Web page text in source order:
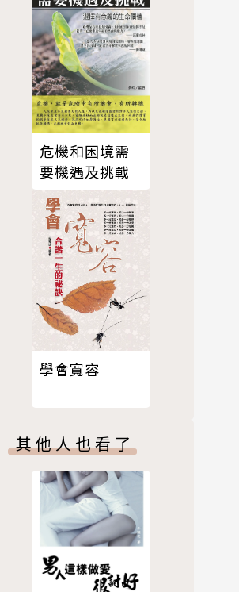
危機和困境需
要機遇及挑戰
學會寬容
其他人也看了